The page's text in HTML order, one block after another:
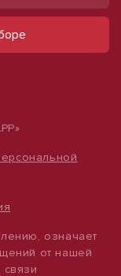
означает
от нашей
связи